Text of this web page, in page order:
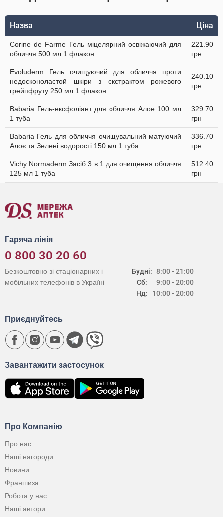
Назва Ціна
Corine de Farme Гель міцелярний освіжаючий для
обличчя 500 мл 1 флакон
221.90
грн
Evoluderm Гель очищуючий для обличчя проти
недосконоластой шкіри з екстрактом рожевого
грейпфруту 250 мл 1 флакон
240.10
грн
Babaria Гель-ексфоліант для обличчя Алое 100 мл
1 туба
329.70
грн
Babaria Гель для обличчя очищувальний матуючий
Алоє та Зелені водорості 150 мл 1 туба
336.70
грн
Vichy Normaderm Засіб 3 в 1 для очищення обличчя
125 мл 1 туба
512.40
грн
Гаряча лінія
0 800 30 20 60
Будні:
Сб:
Нд:
8:00 - 21:00
9:00 - 20:00
10:00 - 20:00
Безкоштовно зі стаціонарних і
мобільних телефонів в Україні
Про Компанію
Про нас
Наші нагороди
Новини
Франшиза
Робота у нас
Наші автори
Завантажити застосунок
Приєднуйтесь